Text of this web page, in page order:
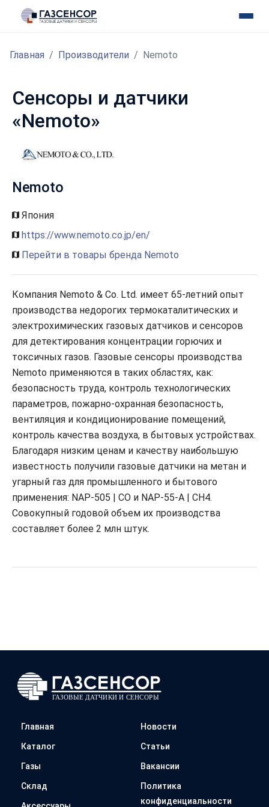
Главная Производители Nemoto
Сенсоры и датчики
«Nemoto»
Nemoto
Япония
https://www.nemoto.co.jp/en/
Перейти в товары бренда Nemoto
Компания Nemoto & Co. Ltd. имеет 65-летний опыт
производства недорогих термокаталитических и
электрохимических газовых датчиков и сенсоров
для детектирования концентрации горючих и
токсичных газов. Газовые сенсоры производства
Nemoto применяются в таких областях, как:
безопасность труда, контроль технологических
параметров, пожарно-охранная безопасность,
вентиляция и кондиционирование помещений,
контроль качества воздуха, в бытовых устройствах.
Благодаря низким ценам и качеству наибольшую
известность получили газовые датчики на метан и
угарный газ для промышленного и бытового
применения: NAP-505 | CO и NAP-55-A | CH4.
Совокупный годовой объем их производства
составляет более 2 млн штук.
Главная
Каталог
Газы
Склад
Новости
Статьи
Вакансии
Политика
конфиденциальности